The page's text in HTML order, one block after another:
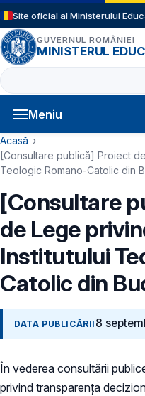
Sari la conținutul principal
Site oficial al Ministerului
GUVERNUL ROMÂNIEI
MINISTERUL
Caută
Meniu
Navigație principală
Cale de navigare
Acasă
[Consultare publică] Proiect
Teologic Romano-Catolic din
[Consultare
de Lege
Institutului
Catolic din
DATA PUBLICĂRII 8
În vederea consultării
privind transparența